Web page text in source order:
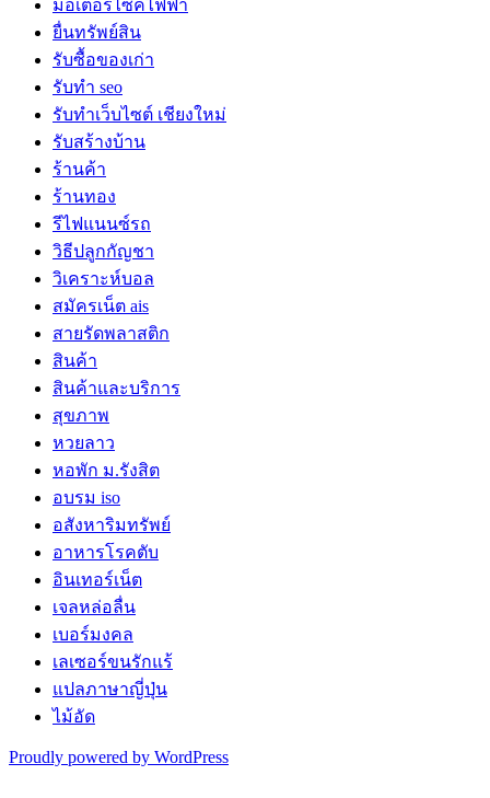
มอเตอร์ไซค์ไฟฟ้า
ยื่นทรัพย์สิน
รับซื้อของเก่า
รับทำ seo
รับทำเว็บไซต์ เชียงใหม่
รับสร้างบ้าน
ร้านค้า
ร้านทอง
รีไฟแนนซ์รถ
วิธีปลูกกัญชา
วิเคราะห์บอล
สมัครเน็ต ais
สายรัดพลาสติก
สินค้า
สินค้าและบริการ
สุขภาพ
หวยลาว
หอพัก ม.รังสิต
อบรม iso
อสังหาริมทรัพย์
อาหารโรคตับ
อินเทอร์เน็ต
เจลหล่อลื่น
เบอร์มงคล
เลเซอร์ขนรักแร้
แปลภาษาญี่ปุ่น
ไม้อัด
Proudly powered by WordPress